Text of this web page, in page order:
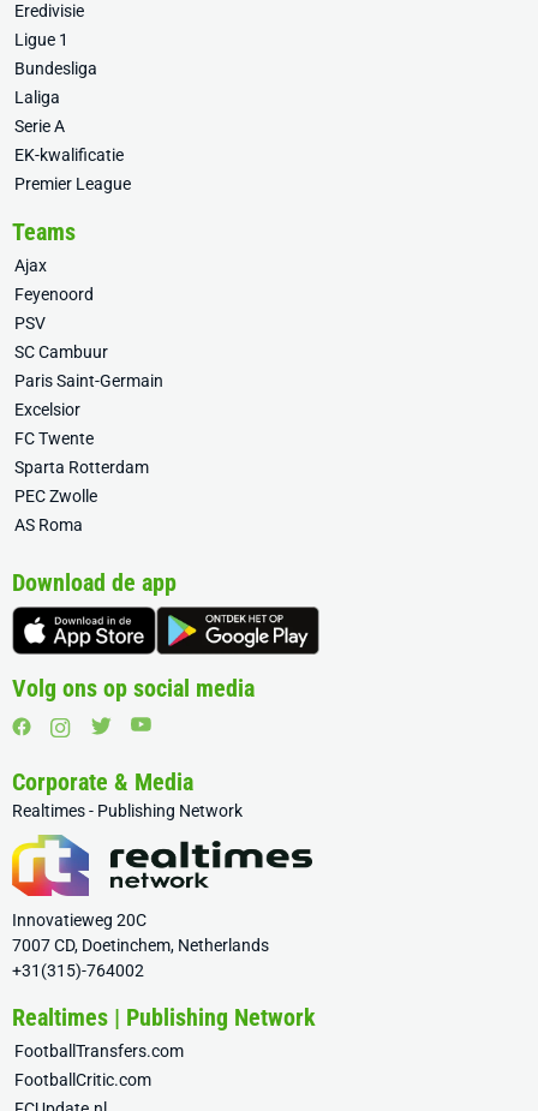
Eredivisie
Ligue 1
Bundesliga
Laliga
Serie A
EK-kwalificatie
Premier League
Teams
Ajax
Feyenoord
PSV
SC Cambuur
Paris Saint-Germain
Excelsior
FC Twente
Sparta Rotterdam
PEC Zwolle
AS Roma
Download de app
Volg ons op social media
Corporate & Media
Realtimes - Publishing Network
Innovatieweg 20C
7007 CD, Doetinchem, Netherlands
+31(315)-764002
Realtimes | Publishing Network
FootballTransfers.com
FootballCritic.com